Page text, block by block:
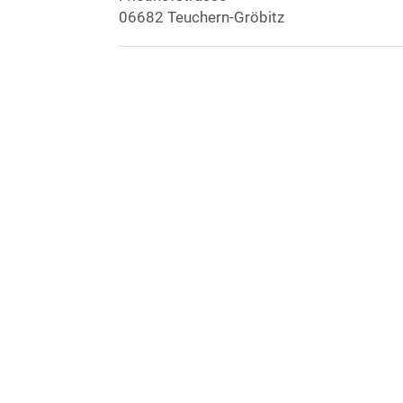
06682 Teuchern-Gröbitz